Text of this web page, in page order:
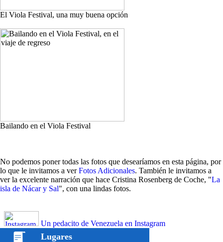
El Viola Festival, una muy buena opción
Bailando en el Viola Festival
No podemos poner todas las fotos que desearíamos en esta página, por
lo que le invitamos a verFotos Adicionales. También le invitamos a
ver la excelente narración que hace Cristina Rosenberg de Coche, "La
isla de Nácar y Sal", con una lindas fotos.
Un pedacito de Venezuela en Instagram
Lugares